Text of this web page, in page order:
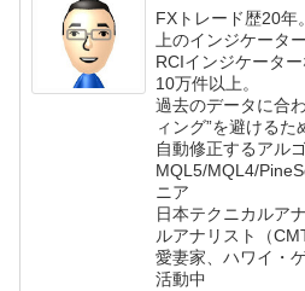
FXトレード歴20年
上のインジケータ
RCIインジケータ
10万件以上。
過去のデータに合
ィング”を避ける
自動修正するアル
MQL5/MQL4/
ニア
日本テクニカルア
ルアナリスト（
愛妻家、ハワイ・
活動中